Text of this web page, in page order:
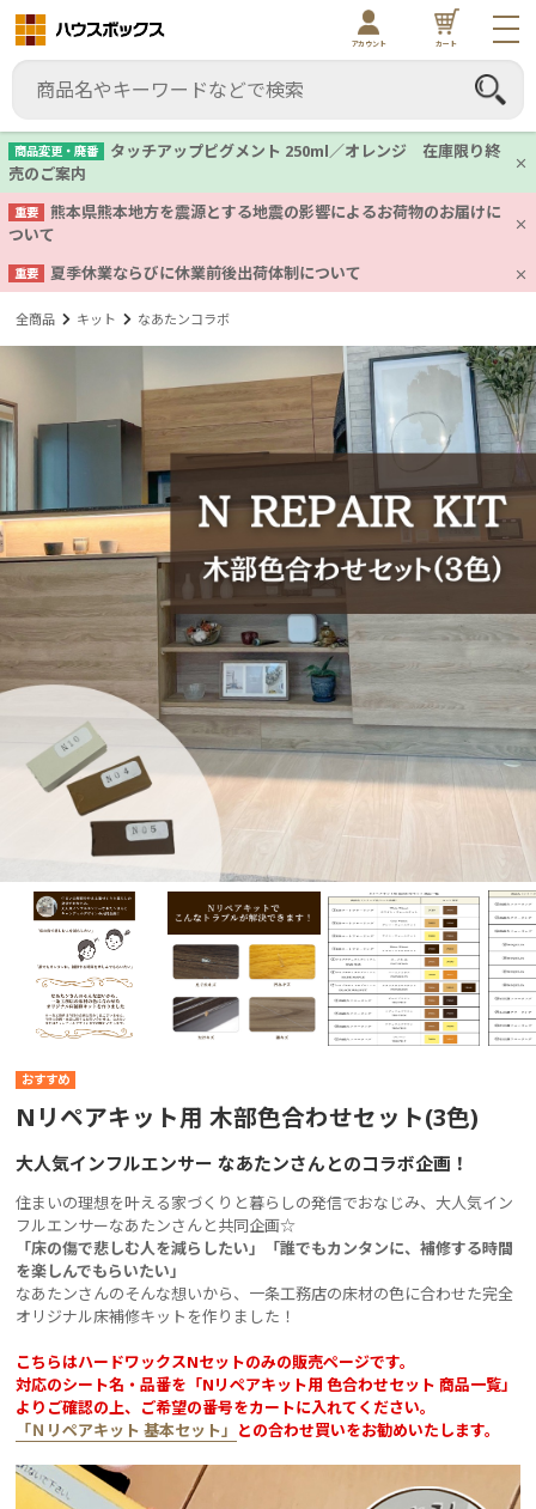
商品変更・廃番
タッチアップピグメント 250ml／オレンジ 在庫限り終
売のご案内
重要
熊本県熊本地方を震源とする地震の影響によるお荷物のお届けに
ついて
重要 夏季休業ならびに休業前後出荷体制について
アカウント カート
全商品 キット なあたンコラボ
Nリペアキット用 木部色合わせセット(3色)
大人気インフルエンサー なあたンさんとのコラボ企画！
住まいの理想を叶える家づくりと暮らしの発信でおなじみ、大人気イン
フルエンサーなあたンさんと共同企画☆
「床の傷で悲しむ人を減らしたい」「誰でもカンタンに、補修する時間
を楽しんでもらいたい」
なあたンさんのそんな想いから、一条工務店の床材の色に合わせた完全
オリジナル床補修キットを作りました！
こちらはハードワックスNセットのみの販売ページです。
対応のシート名・品番を「Nリペアキット用 色合わせセット 商品一覧」
よりご確認の上、ご希望の番号をカートに入れてください。
「Ｎリペアキット 基本セット」 との合わせ買いをお勧めいたします。